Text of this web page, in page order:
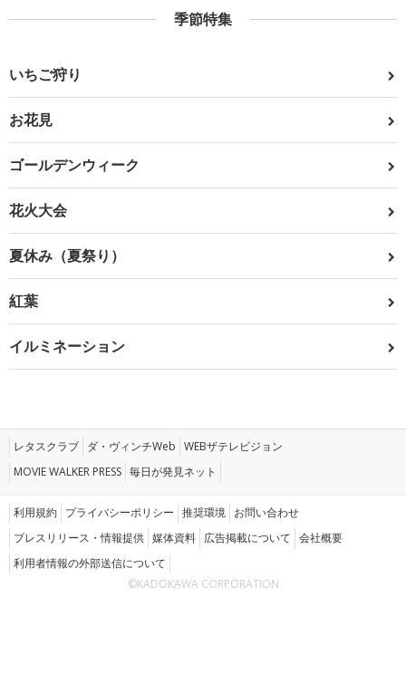
季節特集
いちご狩り
お花見
ゴールデンウィーク
花火大会
夏休み（夏祭り）
紅葉
イルミネーション
レタスクラブ ダ・ヴィンチWeb WEBザテレビジョン
MOVIE WALKER PRESS 毎日が発見ネット
利用規約 プライバシーポリシー 推奨環境 お問い合わせ
プレスリリース・情報提供 媒体資料 広告掲載について 会社概要
利用者情報の外部送信について
©KADOKAWA CORPORATION